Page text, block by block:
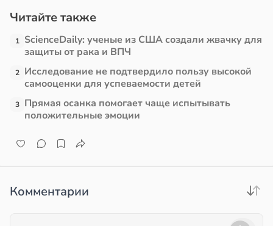
Читайте также
1 ScienceDaily: ученые из США создали жвачку для
защиты от рака и ВПЧ
2 Исследование не подтвердило пользу высокой
самооценки для успеваемости детей
3 Прямая осанка помогает чаще испытывать
положительные эмоции
Комментарии